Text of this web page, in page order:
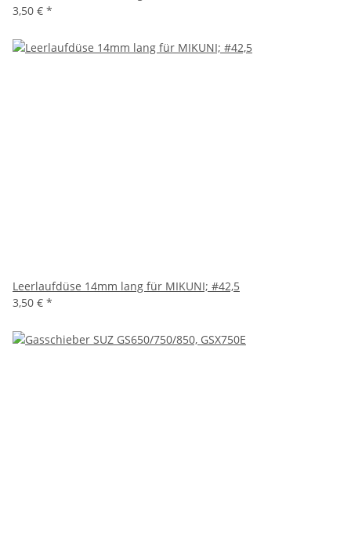
3,50 € *
Leerlaufdüse 14mm lang für MIKUNI; #42,5
3,50 € *